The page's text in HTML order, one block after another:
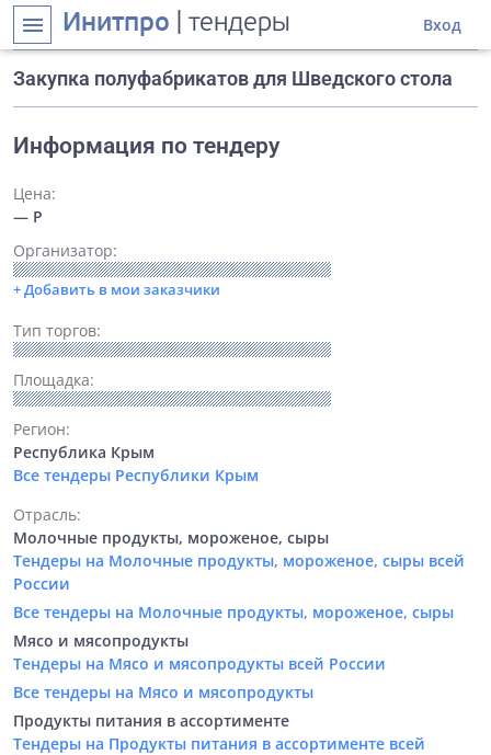
menu Инитпро | тендеры Вход
Закупка полуфабрикатов для Шведского стола
Информация по тендеру
Цена:
— Р
Организатор:
+ Добавить в мои заказчики
Тип торгов:
Площадка:
Регион:
Республика Крым
Все тендеры Республики Крым
Отрасль:
Молочные продукты, мороженое, сыры
Тендеры на Молочные продукты, мороженое, сыры всей
России
Все тендеры на Молочные продукты, мороженое, сыры
Мясо и мясопродукты
Тендеры на Мясо и мясопродукты всей России
Все тендеры на Мясо и мясопродукты
Продукты питания в ассортименте
Тендеры на Продукты питания в ассортименте всей